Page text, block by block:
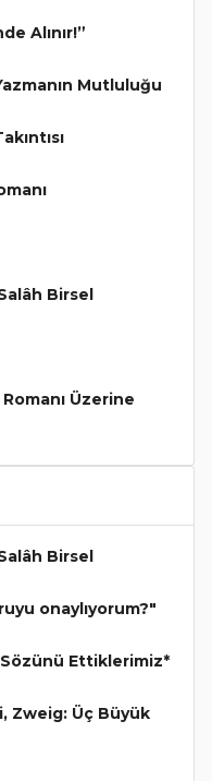
Alınır!”
Mutluluğu
Birsel
Üzerine
Birsel
onaylıyorum?"
Ettiklerimiz*
Zweig: Üç Büyük